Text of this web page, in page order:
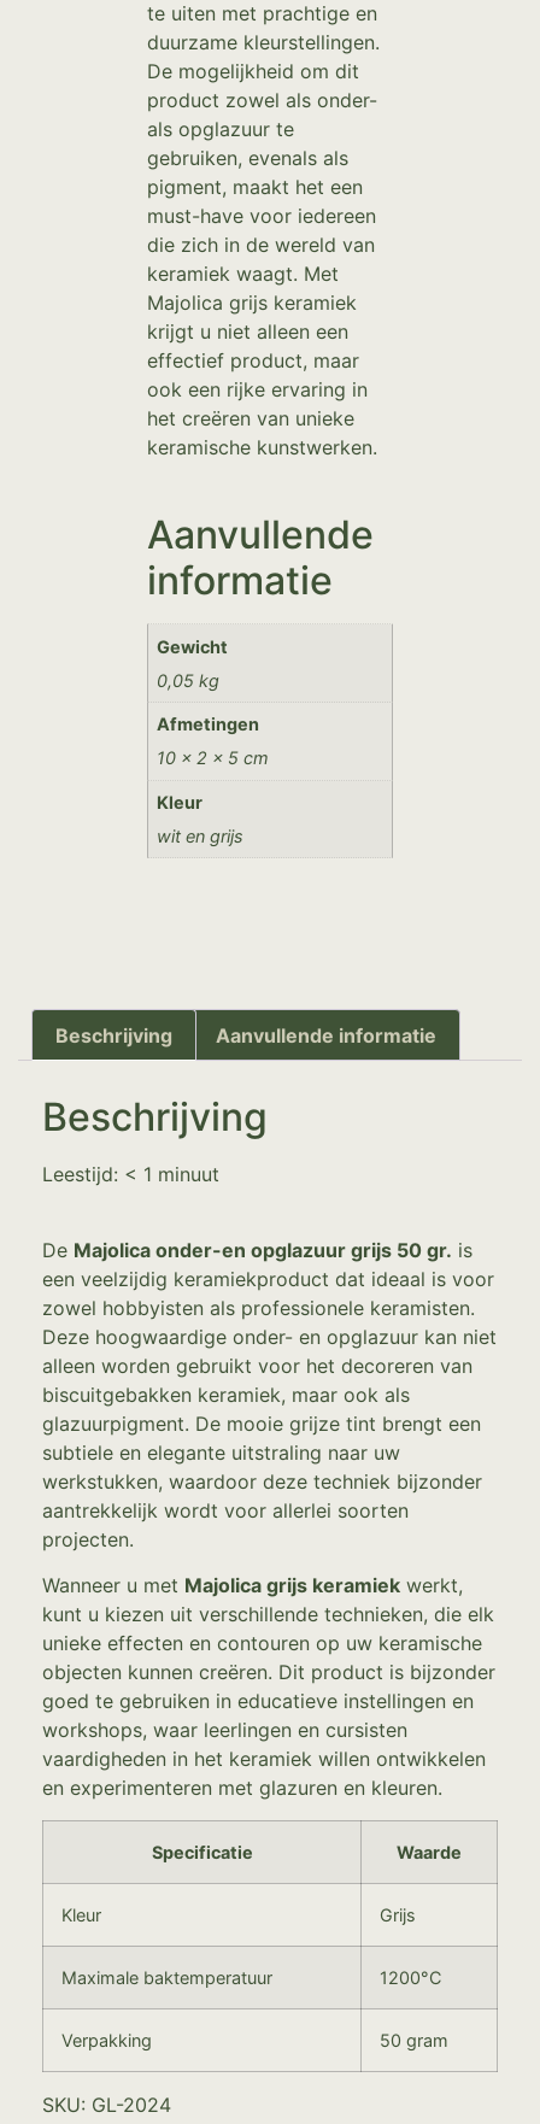
te uiten met prachtige en
duurzame kleurstellingen.
De mogelijkheid om dit
product zowel als onder-
als opglazuur te
gebruiken, evenals als
pigment, maakt het een
must-have voor iedereen
die zich in de wereld van
keramiek waagt. Met
Majolica grijs keramiek
krijgt u niet alleen een
effectief product, maar
ook een rijke ervaring in
het creëren van unieke
keramische kunstwerken.
Aanvullende
informatie
Gewicht
0,05 kg
Afmetingen
10 × 2 × 5 cm
Kleur
wit en grijs
Beschrijving Aanvullende informatie
Beschrijving
Leestijd: < 1 minuut
De Majolica onder-en opglazuur grijs 50 gr. is
een veelzijdig keramiekproduct dat ideaal is voor
zowel hobbyisten als professionele keramisten.
Deze hoogwaardige onder- en opglazuur kan niet
alleen worden gebruikt voor het decoreren van
biscuitgebakken keramiek, maar ook als
glazuurpigment. De mooie grijze tint brengt een
subtiele en elegante uitstraling naar uw
werkstukken, waardoor deze techniek bijzonder
aantrekkelijk wordt voor allerlei soorten
projecten.
Wanneer u met Majolica grijs keramiek werkt,
kunt u kiezen uit verschillende technieken, die elk
unieke effecten en contouren op uw keramische
objecten kunnen creëren. Dit product is bijzonder
goed te gebruiken in educatieve instellingen en
workshops, waar leerlingen en cursisten
vaardigheden in het keramiek willen ontwikkelen
en experimenteren met glazuren en kleuren.
Specificatie Waarde
Kleur Grijs
Maximale baktemperatuur 1200°C
Verpakking 50 gram
SKU: GL-2024